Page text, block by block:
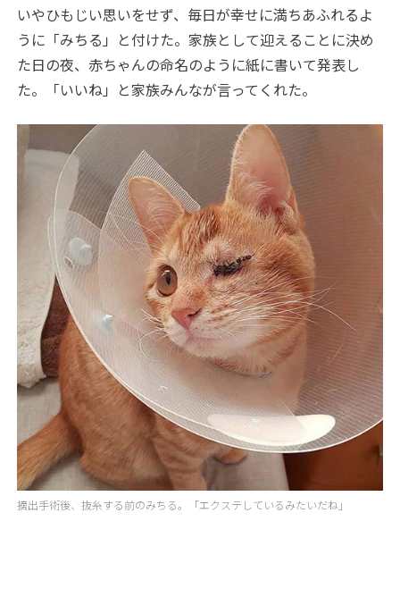
いやひもじい思いをせず、毎日が幸せに満ちあふれるよ
うに「みちる」と付けた。家族として迎えることに決め
た日の夜、赤ちゃんの命名のように紙に書いて発表し
た。「いいね」と家族みんなが言ってくれた。
摘出手術後、抜糸する前のみちる。「エクステしているみたいだね」